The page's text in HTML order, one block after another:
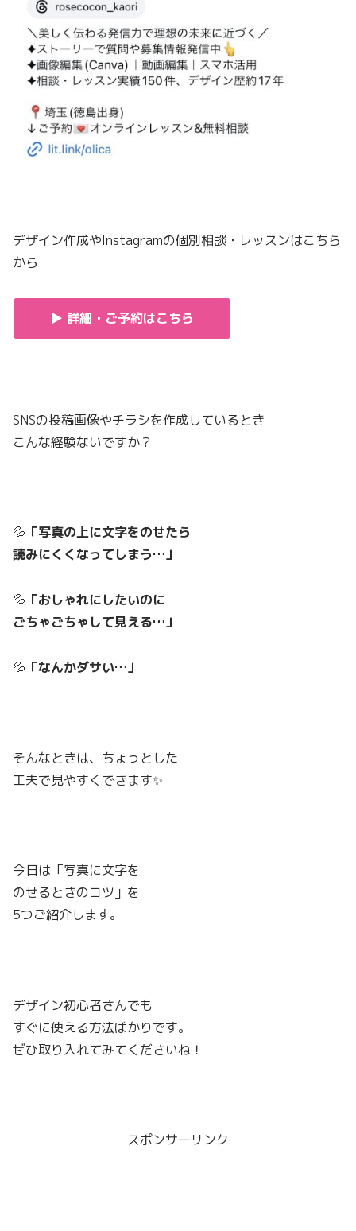
デザイン作成やInstagramの個別相談・レッスンはこちら
から
▶ 詳細・ご予約はこちら
SNSの投稿画像やチラシを作成しているとき
こんな経験ないですか？
💦 「写真の上に文字をのせたら
読みにくくなってしまう…」
💦 「おしゃれにしたいのに
ごちゃごちゃして見える…」
💦 「なんかダサい…」
そんなときは、ちょっとした
工夫で見やすくできます✨
今日は「写真に文字を
のせるときのコツ」を
5つご紹介します。
デザイン初心者さんでも
すぐに使える方法ばかりです。
ぜひ取り入れてみてくださいね！
スポンサーリンク